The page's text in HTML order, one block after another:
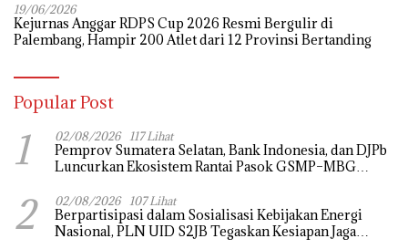
19/06/2026
Kejurnas Anggar RDPS Cup 2026 Resmi Bergulir di
Palembang, Hampir 200 Atlet dari 12 Provinsi Bertanding
Popular Post
1 02/08/2026 117 Lihat
Pemprov Sumatera Selatan, Bank Indonesia, dan DJPb
Luncurkan Ekosistem Rantai Pasok GSMP–MBG
Inflasi
2 02/08/2026 107 Lihat
Berpartisipasi dalam Sosialisasi Kebijakan Energi
Nasional, PLN UID S2JB Tegaskan Kesiapan Jaga